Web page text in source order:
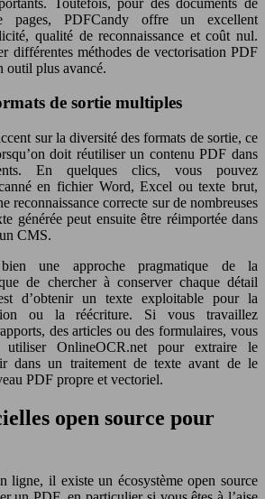
pages, PDFCandy offre un excellent
qualité de reconnaissance et coût nul.
différentes méthodes de vectorisation PDF
outil plus avancé.
de sortie multiples
sur la diversité des formats de sortie, ce
doit réutiliser un contenu PDF dans
En quelques clics, vous pouvez
en fichier Word, Excel ou texte brut,
reconnaissance correcte sur de nombreuses
générée peut ensuite être réimportée dans
CMS.
une approche pragmatique de la
de chercher à conserver chaque détail
d’obtenir un texte exploitable pour la
ou la réécriture. Si vous travaillez
des articles ou des formulaires, vous
utiliser OnlineOCR.net pour extraire le
dans un traitement de texte avant de le
PDF propre et vectoriel.
open source pour
ligne, il existe un écosystème open source